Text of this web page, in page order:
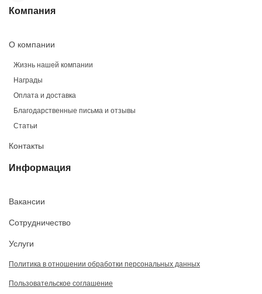
Компания
О компании
Жизнь нашей компании
Награды
Оплата и доставка
Благодарственные письма и отзывы
Статьи
Контакты
Информация
Вакансии
Сотрудничество
Услуги
Политика в отношении обработки персональных данных
Пользовательское соглашение